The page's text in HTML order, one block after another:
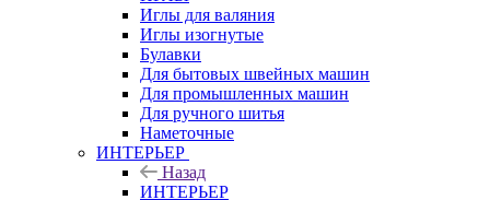
Иглы для валяния
Иглы изогнутые
Булавки
Для бытовых швейных машин
Для промышленных машин
Для ручного шитья
Наметочные
ИНТЕРЬЕР
Назад
ИНТЕРЬЕР